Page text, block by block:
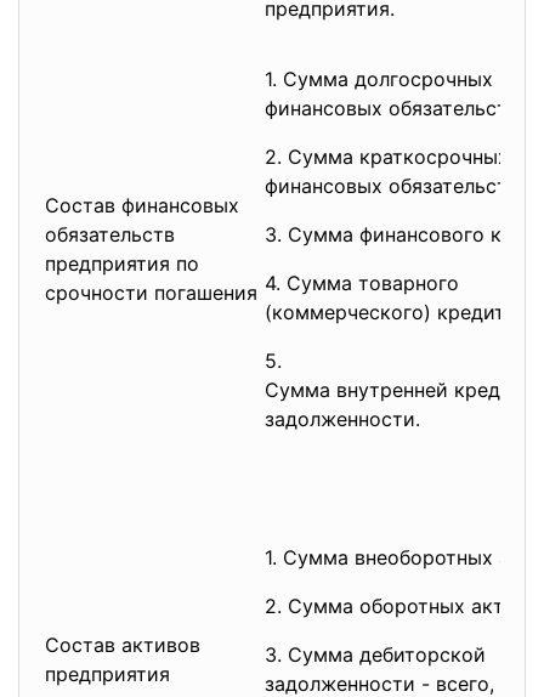
предприятия.
Состав финансовых
обязательств
предприятия по
срочности погашения
1. Сумма долгосрочных
финансовых обязательств.
2. Сумма краткосрочных
финансовых обязательств.
3. Сумма финансового
4. Сумма товарного
(коммерческого) кредита.
5.
Сумма внутренней
задолженности.
Состав активов
предприятия
1. Сумма внеоборотных
2. Сумма оборотных
3. Сумма дебиторской
задолженности - всего, в